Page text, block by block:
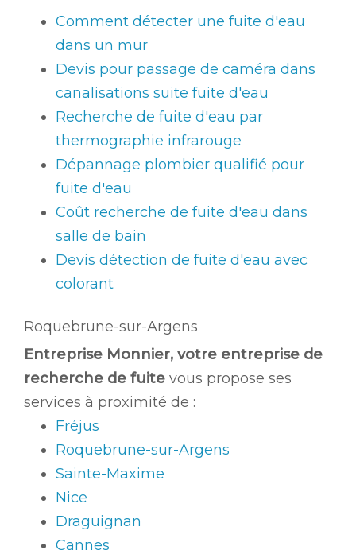
Comment détecter une fuite d'eau
dans un mur
Devis pour passage de caméra dans
canalisations suite fuite d'eau
Recherche de fuite d'eau par
thermographie infrarouge
Dépannage plombier qualifié pour
fuite d'eau
Coût recherche de fuite d'eau dans
salle de bain
Devis détection de fuite d'eau avec
colorant
Roquebrune-sur-Argens
Entreprise Monnier, votre entreprise de
recherche de fuite vous propose ses
services à proximité de :
Fréjus
Roquebrune-sur-Argens
Sainte-Maxime
Nice
Draguignan
Cannes